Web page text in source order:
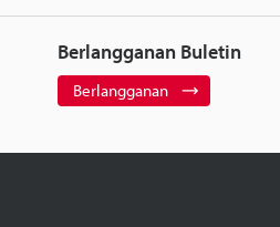
Berlangganan Buletin
Berlangganan